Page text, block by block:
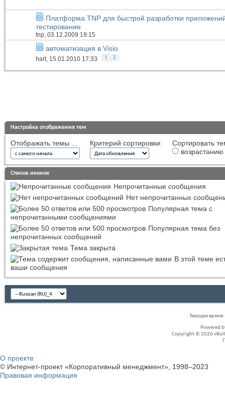
Платформа TNP для быстрой разработки
тестирование
tnp , 03.12.2009 19:15
автоматизация в Visio
hart, 15.01.2010 17:33 1 2
Настройка отображения тем
Отображать темы ... Критерий сортировки:
Сортировать
возрастанию
Список иконок
Непрочитанные сообщения
Нет непрочитанных
Популярная тема с
непрочитанными сообщениями
Популярная тема без
непрочитанных сообщений
Тема закрыта
В этой теме
ваши сообщения
Текущее время:
Powered
Copyright © 2026
О проекте
© Интернет-проект «Корпоративный менеджмент», 1998–2023
Правовая информация